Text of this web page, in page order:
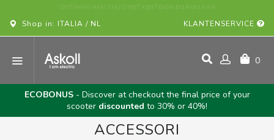
Shop in: ITALIA / NL KLANTENSERVICE
0
ECOBONUS- Discover at checkout the final price of your
scooter discounted to 30% or 40%!
ACCESSORI